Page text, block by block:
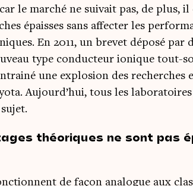
le mar­ché ne sui­vait pas, de plus,
épaisses sans affec­ter les
En 2011, un bre­vet dépo­sé par
type conduc­teur ionique tout-
une explo­sion des recherches
Aujourd’hui, tous les
théoriques ne sont pas
de façon ana­logue aux